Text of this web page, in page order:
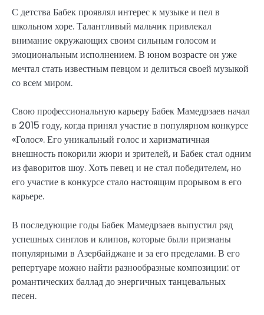
С детства Бабек проявлял интерес к музыке и пел в
школьном хоре. Талантливый мальчик привлекал
внимание окружающих своим сильным голосом и
эмоциональным исполнением. В юном возрасте он уже
мечтал стать известным певцом и делиться своей музыкой
со всем миром.
Свою профессиональную карьеру Бабек Мамедрзаев начал
в 2015 году, когда принял участие в популярном конкурсе
«Голос». Его уникальный голос и харизматичная
внешность покорили жюри и зрителей, и Бабек стал одним
из фаворитов шоу. Хоть певец и не стал победителем, но
его участие в конкурсе стало настоящим прорывом в его
карьере.
В последующие годы Бабек Мамедрзаев выпустил ряд
успешных синглов и клипов, которые были признаны
популярными в Азербайджане и за его пределами. В его
репертуаре можно найти разнообразные композиции: от
романтических баллад до энергичных танцевальных
песен.